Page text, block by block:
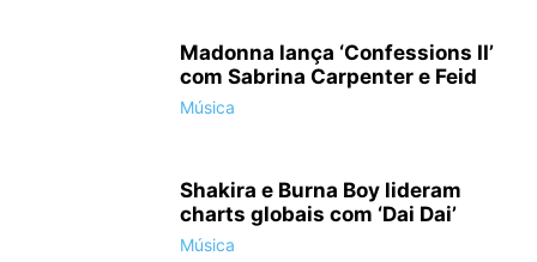
Madonna lança ‘Confessions II’
com Sabrina Carpenter e Feid
Música
Shakira e Burna Boy lideram
charts globais com ‘Dai Dai’
Música